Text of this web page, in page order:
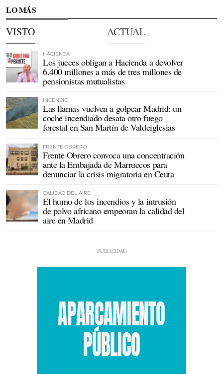
LO MÁS
VISTO ACTUAL
HACIENDA
Los jueces obligan a Hacienda a devolver
6.400 millones a más de tres millones de
pensionistas mutualistas
INCENDIO
Las llamas vuelven a golpear Madrid: un
coche incendiado desata otro fuego
forestal en San Martín de Valdeiglesias
FRENTE OBRERO
Frente Obrero convoca una concentración
ante la Embajada de Marruecos para
denunciar la crisis migratoria en Ceuta
CALIDAD DEL AIRE
El humo de los incendios y la intrusión
de polvo africano empeoran la calidad del
aire en Madrid